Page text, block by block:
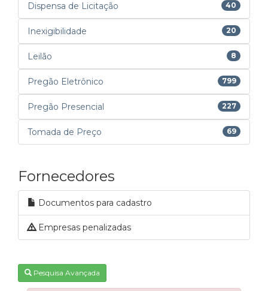
Dispensa de Licitação 40
Inexigibilidade 20
Leilão 8
Pregão Eletrônico 799
Pregão Presencial 227
Tomada de Preço 69
Fornecedores
Documentos para cadastro
Empresas penalizadas
Pesquisa Avançada